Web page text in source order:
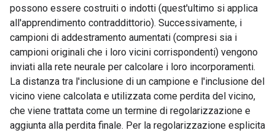
possono essere costruiti o indotti (quest'ultimo si applica
all'apprendimento contraddittorio). Successivamente, i
campioni di addestramento aumentati (compresi sia i
campioni originali che i loro vicini corrispondenti) vengono
inviati alla rete neurale per calcolare i loro incorporamenti.
La distanza tra l'inclusione di un campione e l'inclusione del
vicino viene calcolata e utilizzata come perdita del vicino,
che viene trattata come un termine di regolarizzazione e
aggiunta alla perdita finale. Per la regolarizzazione esplicita